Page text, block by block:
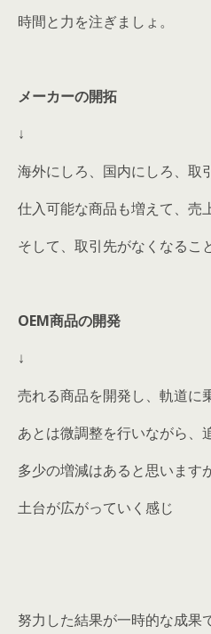
時間と力を注ぎましょ。
メーカーの開拓
↓
海外にしろ、国内にしろ、取
仕入可能な商品も増えて、売
そして、取引先がなくなるこ
OEM商品の開発
↓
売れる商品を開発し、軌道に
あとは微調整を行いながら、
多少の増減はあると思います
土台が広がっていく感じ
努力した結果が一時的な成果